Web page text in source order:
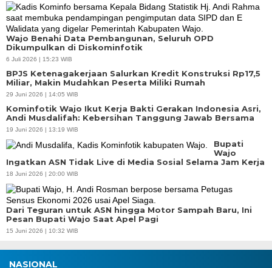
Wajo Benahi Data Pembangunan, Seluruh OPD
Dikumpulkan di Diskominfotik
6 Juli 2026 | 15:23 WIB
BPJS Ketenagakerjaan Salurkan Kredit Konstruksi Rp17,5
Miliar, Makin Mudahkan Peserta Miliki Rumah
29 Juni 2026 | 14:05 WIB
Kominfotik Wajo Ikut Kerja Bakti Gerakan Indonesia Asri,
Andi Musdalifah: Kebersihan Tanggung Jawab Bersama
19 Juni 2026 | 13:19 WIB
Bupati
Wajo
Ingatkan ASN Tidak Live di Media Sosial Selama Jam Kerja
18 Juni 2026 | 20:00 WIB
Dari Teguran untuk ASN hingga Motor Sampah Baru, Ini
Pesan Bupati Wajo Saat Apel Pagi
15 Juni 2026 | 10:32 WIB
NASIONAL